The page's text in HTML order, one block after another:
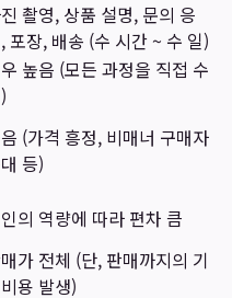
촬영, 상품 설명, 문의 응
포장, 배송 (수 시간 ~ 수 일)
높음 (모든 과정을 직접 수
(가격 흥정, 비매너 구매자
등)
의 역량에 따라 편차 큼
가 전체 (단, 판매까지의 기
용 발생)